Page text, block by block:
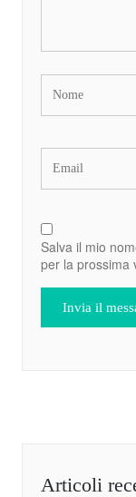
Salva il mio
per la prossima
Articoli